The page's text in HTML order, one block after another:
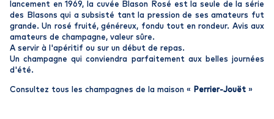
lancement en 1969, la cuvée Blason Rosé est la seule de la série
des Blasons qui a subsisté tant la pression de ses amateurs fut
grande. Un rosé fruité, généreux, fondu tout en rondeur. Avis aux
amateurs de champagne, valeur sûre.
A servir à l'apéritif ou sur un début de repas.
Un champagne qui conviendra parfaitement aux belles journées
d'été.
Consultez tous les champagnes de la maison « Perrier-Jouët »